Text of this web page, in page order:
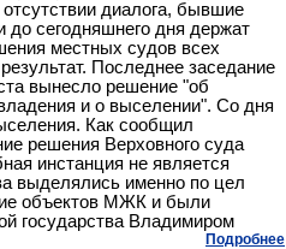
диалога, бывшие
до сегодняшнего дня держат
местных судов всех
Последнее заседание
вынесло решение "об
и о выселении". Со дня
Как сообщил
решения Верховного суда
инстанция не является
выделялись именно по цел
объектов МЖК и были
государства Владимиром
Подробнее